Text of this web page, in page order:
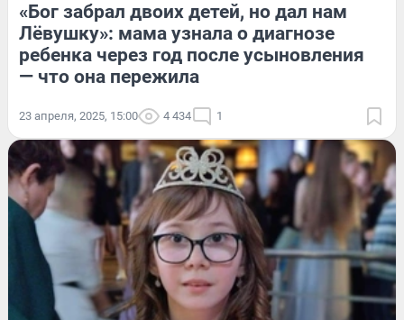
«Бог забрал двоих детей, но дал нам
Лёвушку»: мама узнала о диагнозе
ребенка через год после усыновления
— что она пережила
23 апреля, 2025, 15:00 4 434 1